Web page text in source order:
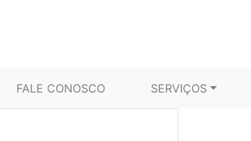
FALE CONOSCO SERVIÇOS